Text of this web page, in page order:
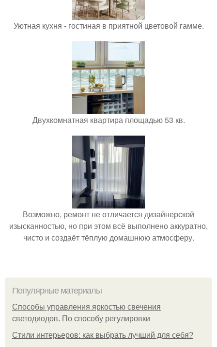
Уютная кухня - гостиная в приятной цветовой гамме.
Двухкомнатная квартира площадью 53 кв.
Возможно, ремонт не отличается дизайнерской
изысканностью, но при этом всё выполнено аккуратно,
чисто и создаёт тёплую домашнюю атмосферу.
Популярные материалы
Способы управления яркостью свечения
светодиодов. По способу регулировки
Стили интерьеров: как выбрать лучший для себя?